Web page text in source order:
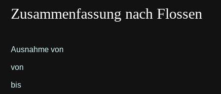
Zusammenfassung nach Flossen
Ausnahme von
von
bis